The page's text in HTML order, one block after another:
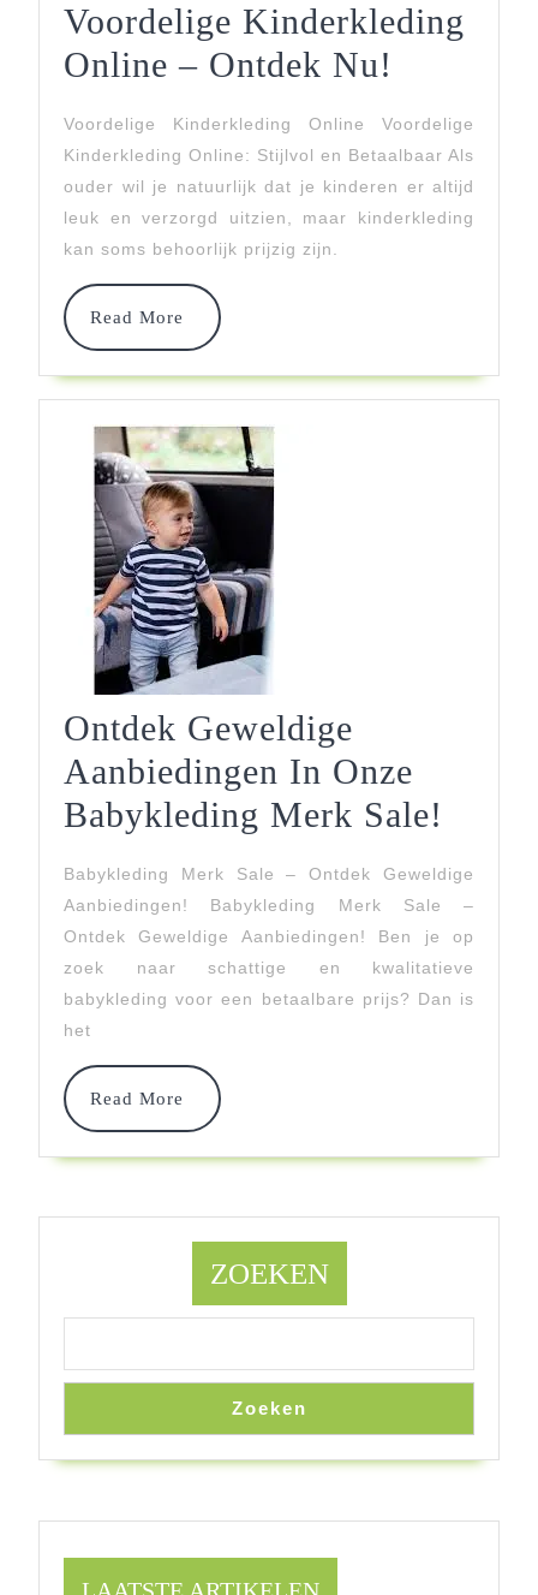
Voordelige Kinderkleding
Online – Ontdek Nu!
Trendy
Ontdek
Nu!
Voordelige Kinderkleding Online Voordelige
Kinderkleding Online: Stijlvol en Betaalbaar Als
ouder wil je natuurlijk dat je kinderen er altijd
leuk en verzorgd uitzien, maar kinderkleding
kan soms behoorlijk prijzig zijn.
Read More
Read
More
Ontdek Geweldige
Aanbiedingen In Onze
Babykleding Merk Sale!
In
Onze
Babykleding Merk Sale – Ontdek Geweldige
Aanbiedingen! Babykleding Merk Sale –
Ontdek Geweldige Aanbiedingen! Ben je op
zoek naar schattige en kwalitatieve
babykleding voor een betaalbare prijs? Dan is
het
Read More
Read
More
ZOEKEN
Zoeken